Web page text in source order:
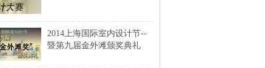
2014上海国际室内设计节--
暨第九届金外滩颁奖典礼